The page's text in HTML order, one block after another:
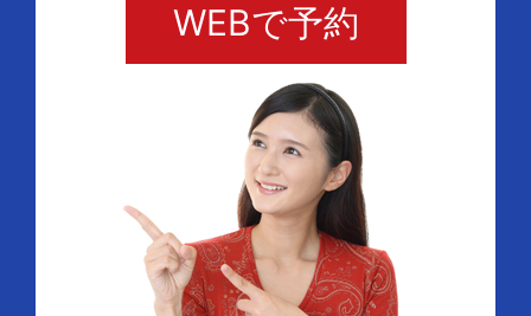
WEBで予約